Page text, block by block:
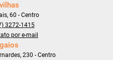
60 - Centro
3272-1415
por e-mail
230 - Centro